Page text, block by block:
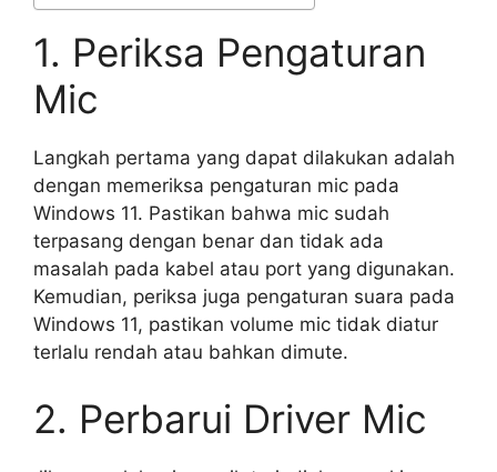
1. Periksa Pengaturan
Mic
Langkah pertama yang dapat dilakukan adalah
dengan memeriksa pengaturan mic pada
Windows 11. Pastikan bahwa mic sudah
terpasang dengan benar dan tidak ada
masalah pada kabel atau port yang digunakan.
Kemudian, periksa juga pengaturan suara pada
Windows 11, pastikan volume mic tidak diatur
terlalu rendah atau bahkan dimute.
2. Perbarui Driver Mic